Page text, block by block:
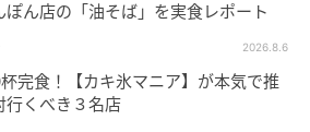
ぽん店の「油そば」を実食レポート
2026.8.6
完食！【カキ氷マニア】が本気で推
行くべき３名店